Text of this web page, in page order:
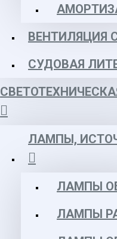
ВЕНТИЛЯЦИЯ
СУДОВАЯ
ЛАМПЫ,
ЛАМПЫ
ЛАМПЫ